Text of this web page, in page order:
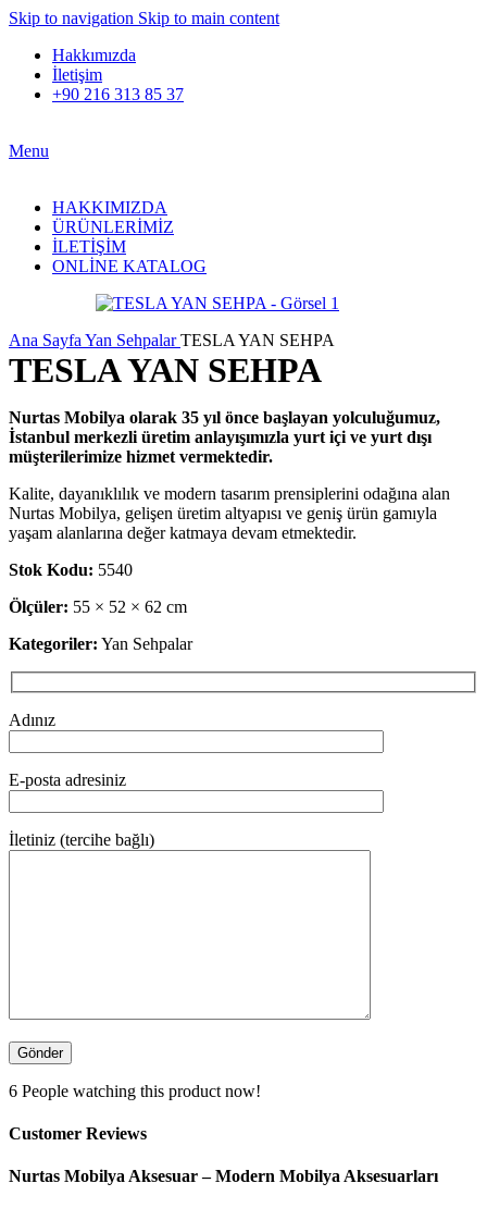
Skip to navigation Skip to main content
Hakkımızda
İletişim
+90 216 313 85 37
Menu
HAKKIMIZDA
ÜRÜNLERİMİZ
İLETİŞİM
ONLİNE KATALOG
Ana Sayfa Yan SehpalarTESLA YAN SEHPA
TESLA YAN SEHPA
Nurtas Mobilya olarak 35 yıl önce başlayan yolculuğumuz,
İstanbul merkezli üretim anlayışımızla yurt içi ve yurt dışı
müşterilerimize hizmet vermektedir.
Kalite, dayanıklılık ve modern tasarım prensiplerini odağına alan
Nurtas Mobilya, gelişen üretim altyapısı ve geniş ürün gamıyla
yaşam alanlarına değer katmaya devam etmektedir.
Stok Kodu: 5540
Ölçüler: 55 × 52 × 62 cm
Kategoriler: Yan Sehpalar
Adınız
E-posta adresiniz
İletiniz (tercihe bağlı)
6 People watching this product now!
Customer Reviews
Nurtas Mobilya Aksesuar – Modern Mobilya Aksesuarları